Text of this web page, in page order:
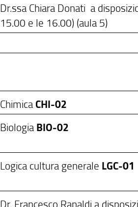
Dr.ssa Chiara Donati a
15.00 e le 16.00) (aula 5)
ChimicaCHI-02
BiologiaBIO-02
Logica cultura generale LGC-01
Dr. Francesco Ranaldi a